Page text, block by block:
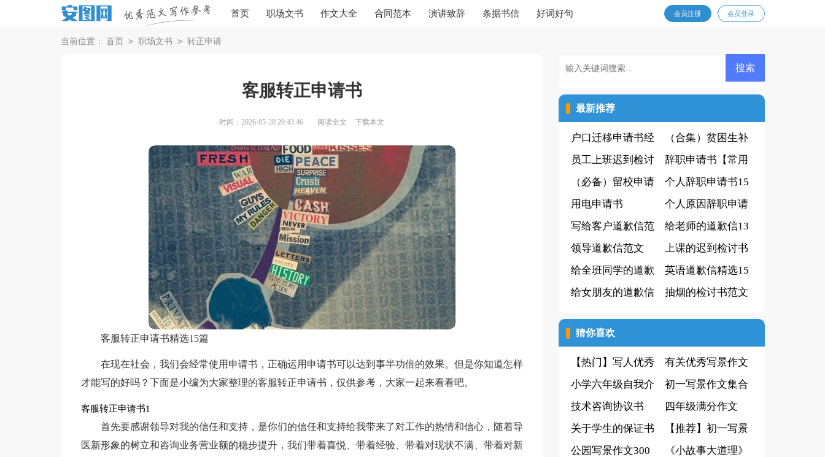
首页 职场文书 作文大全 合同范本 演讲致辞 条据书信 好词好句 会员登录
会员注册
当前位置： 首页 > 职场文书 > 转正申请
客服转正申请书
时间：2026-05-20 20:43:46 阅读全文 下载本文
客服转正申请书精选15篇
在现在社会，我们会经常使用申请书，正确运用申请书可以达到事半功倍的效果。但是你知道怎样
才能写的好吗？下面是小编为大家整理的客服转正申请书，仅供参考，大家一起来看看吧。
客服转正申请书1
首先要感谢领导对我的信任和支持，是你们的信任和支持给我带来了对工作的热情和信心，随着导
医新形象的树立和咨询业务营业额的稳步提升，我们带着喜悦、带着经验、带着对现状不满、带着对新
最新推荐
户口迁移申请书经
典[15篇]
（合集）贫困生补
助申请书15篇
员工上班迟到检讨
书(汇编15篇)
辞职申请书【常用
3篇】
（必备）留校申请
书
个人辞职申请书15
篇(精选)
用电申请书
个人原因辞职申请
书(常用15篇)
写给客户道歉信范
文
给老师的道歉信13
篇
领导道歉信范文
上课的迟到检讨书
范文
给全班同学的道歉
信
英语道歉信精选15
篇
给女朋友的道歉信
抽烟的检讨书范文
猜你喜欢
【热门】写人优秀
作文合集8篇
有关优秀写景作文
汇总10篇
小学六年级自我介
绍模板集合四篇
初一写景作文集合
6篇
技术咨询协议书
四年级满分作文
300字汇总8篇
关于学生的保证书
模板集合五篇
【推荐】初一写景
作文集锦八篇
公园写景作文300
《小故事大道理》